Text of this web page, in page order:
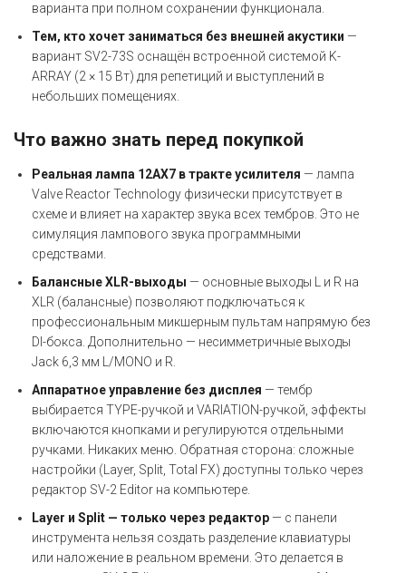
варианта при полном сохранении функционала.
Тем, кто хочет заниматься без внешней акустики —
вариант SV2-73S оснащён встроенной системой K-
ARRAY (2 × 15 Вт) для репетиций и выступлений в
небольших помещениях.
Что важно знать перед покупкой
Реальная лампа 12AX7 в тракте усилителя — лампа
Valve Reactor Technology физически присутствует в
схеме и влияет на характер звука всех тембров. Это не
симуляция лампового звука программными
средствами.
Балансные XLR-выходы — основные выходы L и R на
XLR (балансные) позволяют подключаться к
профессиональным микшерным пультам напрямую без
DI-бокса. Дополнительно — несимметричные выходы
Jack 6,3 мм L/MONO и R.
Аппаратное управление без дисплея — тембр
выбирается TYPE-ручкой и VARIATION-ручкой, эффекты
включаются кнопками и регулируются отдельными
ручками. Никаких меню. Обратная сторона: сложные
настройки (Layer, Split, Total FX) доступны только через
редактор SV-2 Editor на компьютере.
Layer и Split — только через редактор — с панели
инструмента нельзя создать разделение клавиатуры
или наложение в реальном времени. Это делается в